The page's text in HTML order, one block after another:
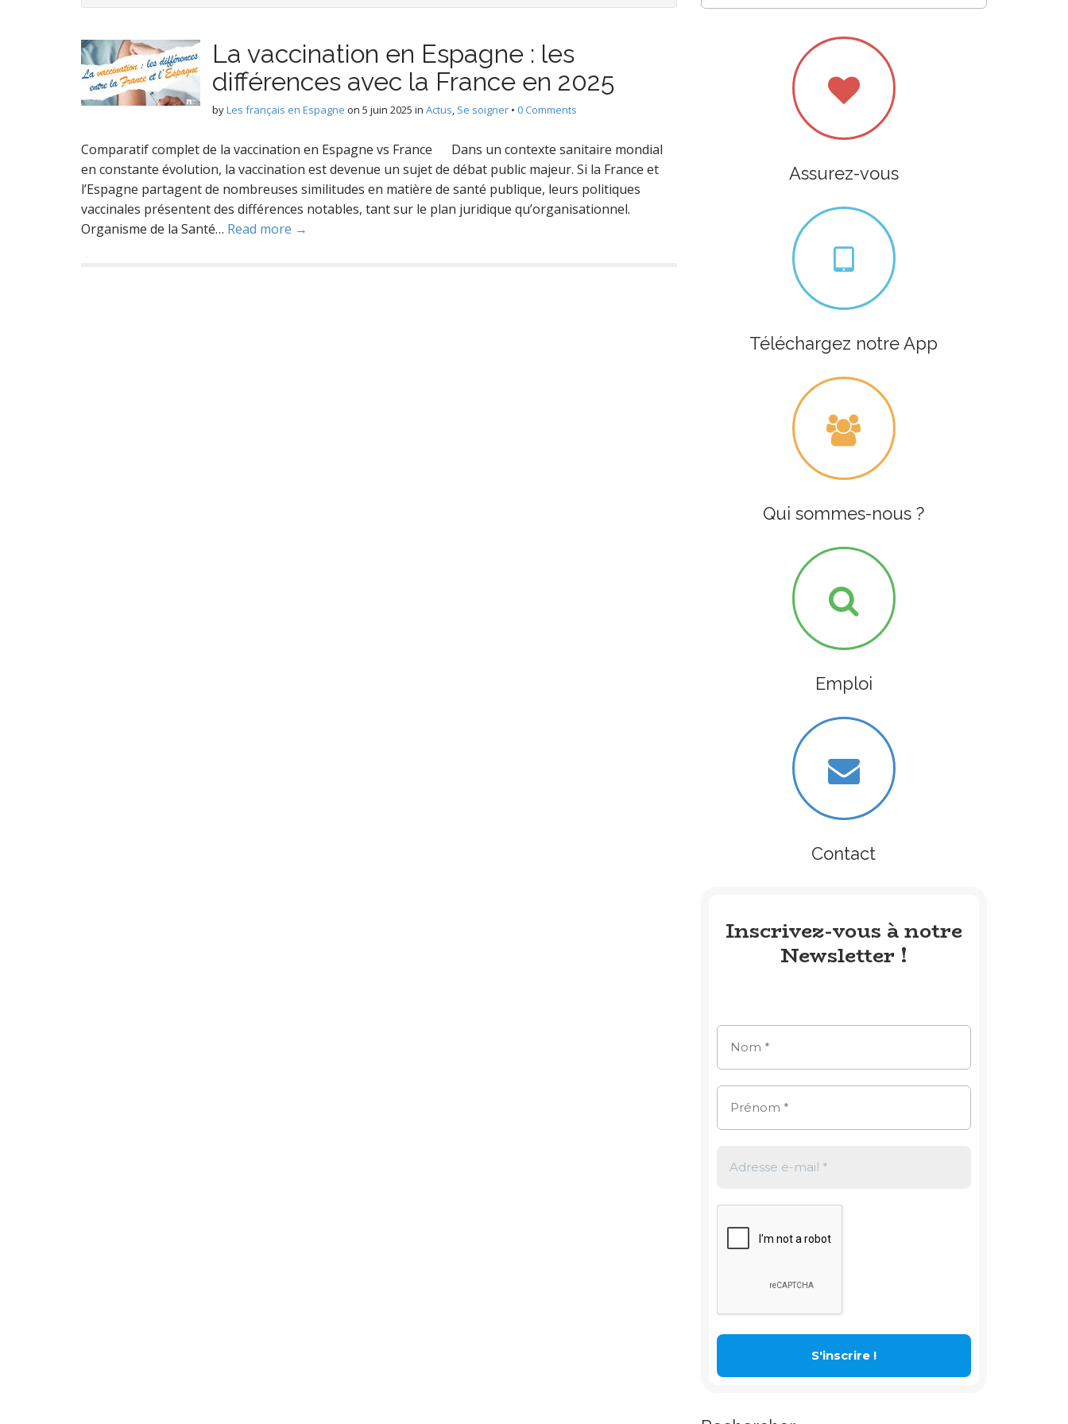
La vaccination en Espagne : les
différences avec la France en 2025
byLes français en Espagne on 5 juin 2025 in Actus, Se soigner • 0 Comments
Comparatif complet de la vaccination en Espagne vs France Dans un contexte sanitaire mondial
en constante évolution, la vaccination est devenue un sujet de débat public majeur. Si la France et
l’Espagne partagent de nombreuses similitudes en matière de santé publique, leurs politiques
vaccinales présentent des différences notables, tant sur le plan juridique qu’organisationnel.
Organisme de la Santé… Read more →
Assurez-vous
Téléchargez notre App
Qui sommes-nous ?
Emploi
Contact
Inscrivez-vous à notre
Newsletter !